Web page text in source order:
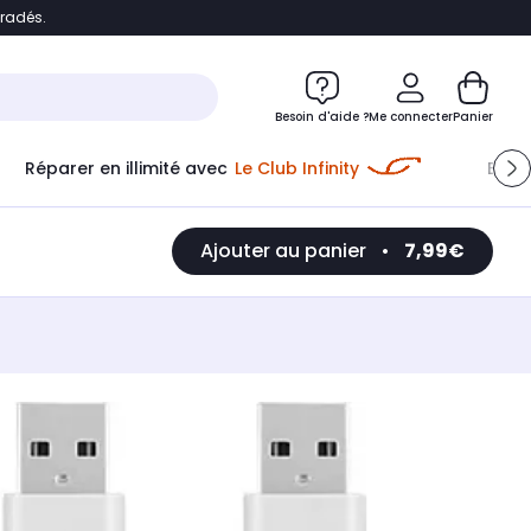
Accéder directement au chatbot
Besoin d'aide ?Me connecterPanier
Réparer en illimité avec Le Club Infinity
Ajouter au panier • 7,99€